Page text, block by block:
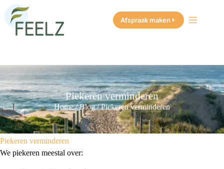
naar
inhoud
Afspraak maken
Piekeren verminderen
Home/Blog/Piekeren verminderen
Piekeren verminderen
We piekeren meestal over: